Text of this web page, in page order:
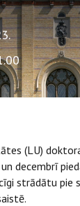
(LU)
decembrī
strādātu pie